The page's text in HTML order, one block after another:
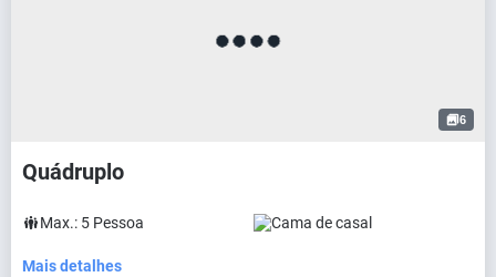
6
Quádruplo
Max.: 5 Pessoa Cama de casal
Mais detalhes